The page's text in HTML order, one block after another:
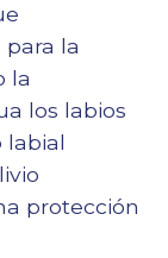
la
la
los labios
labial
protección